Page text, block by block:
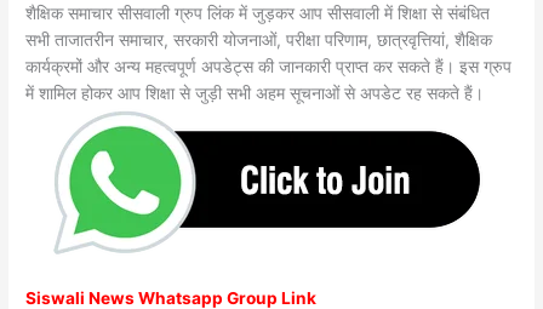
शैक्षिक समाचार सीसवाली ग्रुप लिंक में जुड़कर आप सीसवाली में शिक्षा से संबंधित
सभी ताजातरीन समाचार, सरकारी योजनाओं, परीक्षा परिणाम, छात्रवृत्तियां, शैक्षिक
कार्यक्रमों और अन्य महत्वपूर्ण अपडेट्स की जानकारी प्राप्त कर सकते हैं। इस ग्रुप
में शामिल होकर आप शिक्षा से जुड़ी सभी अहम सूचनाओं से अपडेट रह सकते हैं।
Siswali News Whatsapp Group Link